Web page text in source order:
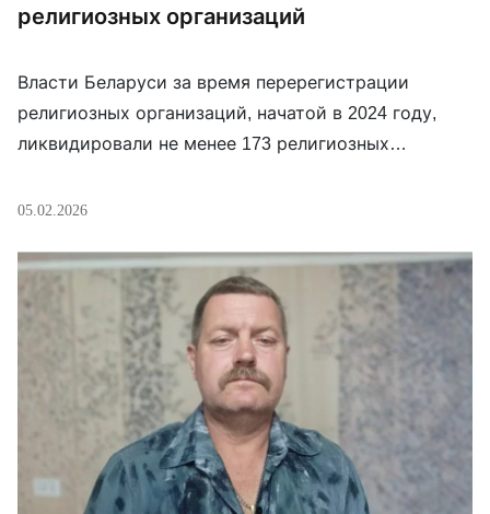
религиозных организаций
Власти Беларуси за время перерегистрации
религиозных организаций, начатой в 2024 году,
ликвидировали не менее 173 религиозных
всего организаций ликвидировано в Могилевской
Гродненской — 37, Витебской — 33. Данных по
Брестской и Минской областям, а также по
Минску еще нет. С ликвидацией сталкиваются
05.02.2026